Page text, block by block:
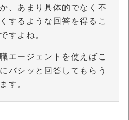
、あまり具体的でなく不
するような回答を得るこ
すよね。
エージェントを使えばこ
バシッと回答してもらう
す。